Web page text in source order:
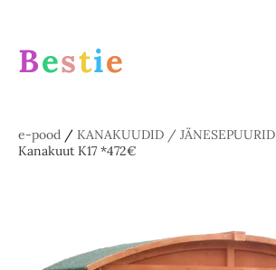
Bestie
e-pood / KANAKUUDID / JÄNESEPUURID
Kanakuut K17 *472€